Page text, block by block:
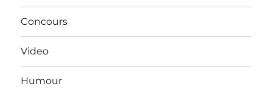
Concours
Video
Humour